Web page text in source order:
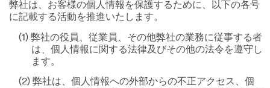
弊社は、お客様の個人情報を保護するために、以下の各号
に記載する活動を推進いたします。
(1) 弊社の役員、従業員、その他弊社の業務に従事する者
は、個人情報に関する法律及びその他の法令を遵守し
ます。
(2) 弊社は、個人情報への外部からの不正アクセス、個